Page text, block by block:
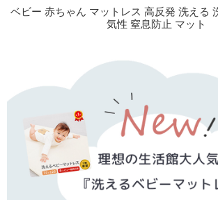
ベビー 赤ちゃん マットレス 高反発 洗える
気性 窒息防止 マット